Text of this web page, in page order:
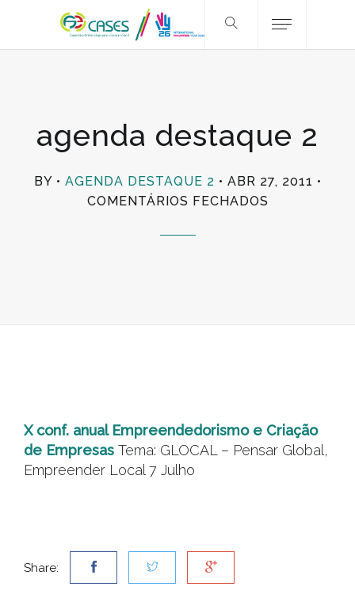
agenda destaque 2
BY AGENDA DESTAQUE 2
ABR 27, 2011
COMENTÁRIOS FECHADOS
X conf. anual Empreendedorismo e Criação
de Empresas Tema: GLOCAL – Pensar Global,
Empreender Local 7 Julho
Share: